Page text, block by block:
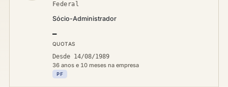
Federal
Sócio-Administrador
—
QUOTAS
Desde 14/08/1989
36 anos e 10 meses na empresa
PF